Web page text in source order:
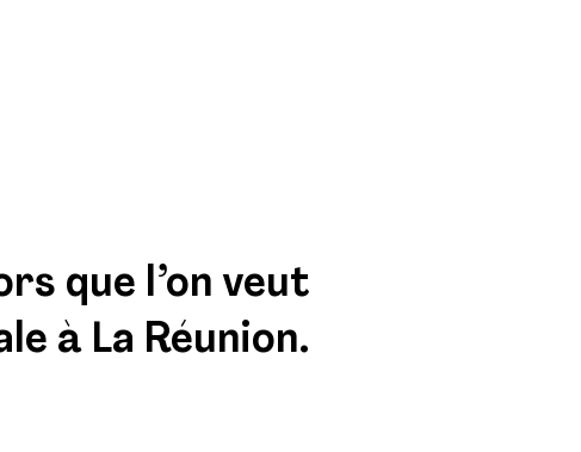
que l’on veut
à La Réunion.